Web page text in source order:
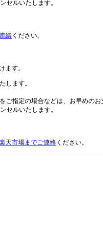
セルいたします。
絡 ください。
ます。
します。
ご指定の場合などは、お早めの
セルいたします。
天市場までご連絡 ください。